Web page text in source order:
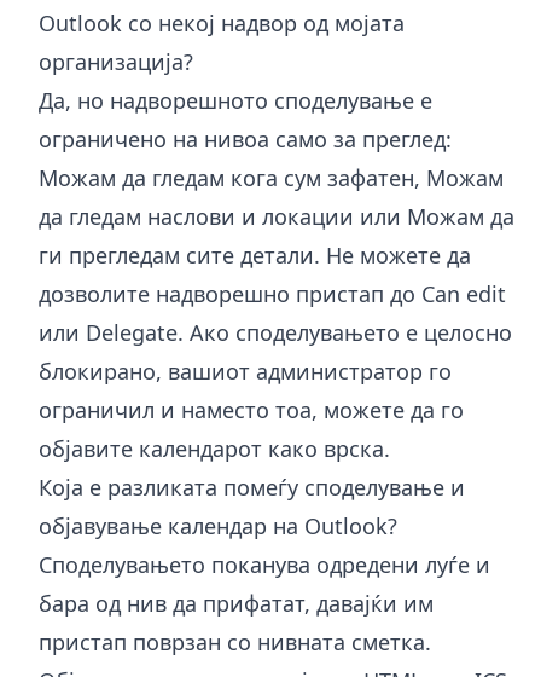
Outlook со некој надвор од мојата
организација?
Да, но надворешното споделување е
ограничено на нивоа само за преглед:
Можам да гледам кога сум зафатен, Можам
да гледам наслови и локации или Можам да
ги прегледам сите детали. Не можете да
дозволите надворешно пристап до Can edit
или Delegate. Ако споделувањето е целосно
блокирано, вашиот администратор го
ограничил и наместо тоа, можете да го
објавите календарот како врска.
Која е разликата помеѓу споделување и
објавување календар на Outlook?
Споделувањето поканува одредени луѓе и
бара од нив да прифатат, давајќи им
пристап поврзан со нивната сметка.